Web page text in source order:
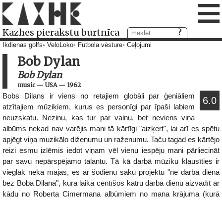
Kazhes pierakstu burtnīca ≡
Ikdienas golfs VeloLoko Futbola vēsture Ceļojumi
Bob Dylan
Bob Dylan
music— USA— 1962
6.0
Bobs Dilans ir viens no retajiem globāli par ģeniāliem
atzītajiem mūziķiem, kurus es personīgi par īpaši labiem
neuzskatu. Nezinu, kas tur par vainu, bet neviens viņa
albūms nekad nav varējis mani tā kārtīgi "aizķert", lai arī es spētu
apjēgt viņa muzikālo diženumu un raženumu. Taču tagad es kārtējo
reizi esmu izlēmis iedot viņam vēl vienu iespēju mani pārliecināt
par savu nepārspējamo talantu. Tā kā darbā mūziku klausīties ir
vieglāk nekā mājās, es ar šodienu sāku projektu "ne darba diena
bez Boba Dilana", kura laikā centīšos katru darba dienu aizvadīt ar
kādu no Roberta Cimermana albūmiem no mana krājuma (kurā